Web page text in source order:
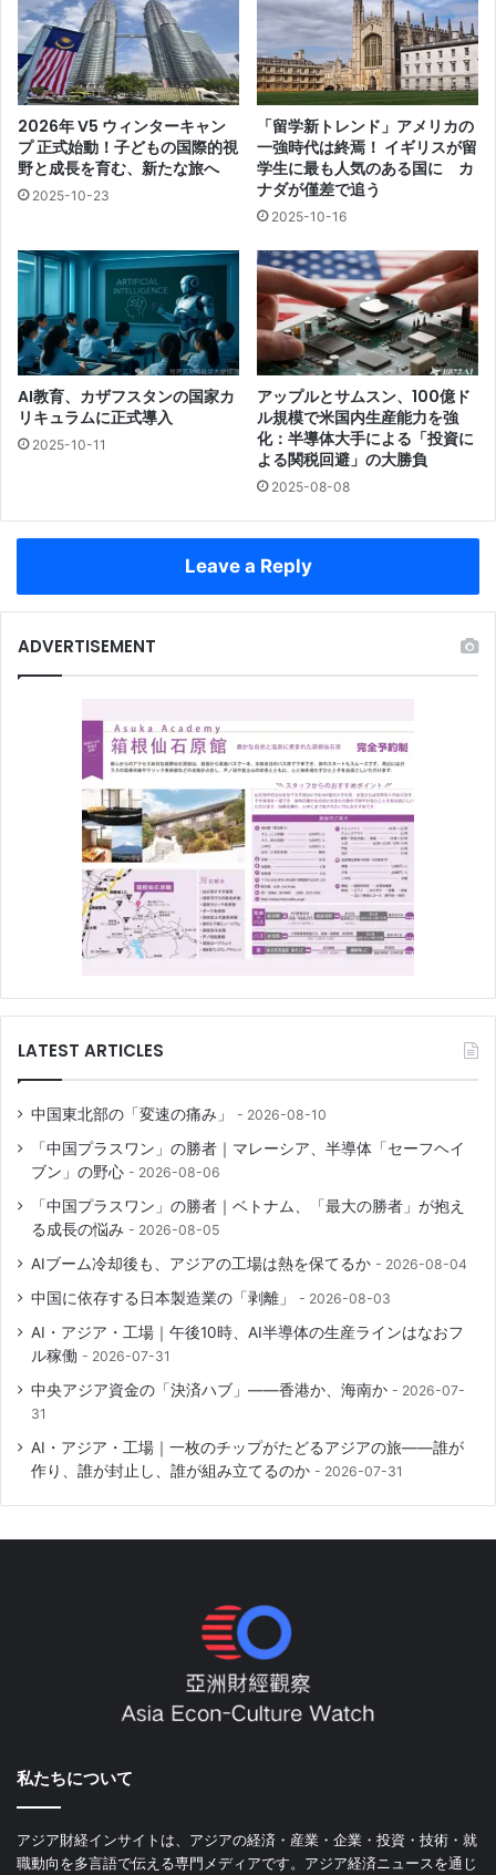
2026年 V5 ウィンターキャン
プ 正式始動！子どもの国際的視
野と成長を育む、新たな旅へ
2025-10-23
「留学新トレンド」アメリカの
一強時代は終焉！ イギリスが留
学生に最も人気のある国に カ
ナダが僅差で追う
2025-10-16
AI教育、カザフスタンの国家カ
リキュラムに正式導入
2025-10-11
アップルとサムスン、100億ド
ル規模で米国内生産能力を強
化：半導体大手による「投資に
よる関税回避」の大勝負
2025-08-08
Leave a Reply
ADVERTISEMENT
LATEST ARTICLES
中国東北部の「変速の痛み」 2026-08-10
「中国プラスワン」の勝者｜マレーシア、半導体「セーフヘイ
ブン」の野心
2026-08-06
「中国プラスワン」の勝者｜ベトナム、「最大の勝者」が抱え
る成長の悩み
2026-08-05
AIブーム冷却後も、アジアの工場は熱を保てるか 2026-08-04
中国に依存する日本製造業の「剥離」 2026-08-03
AI・アジア・工場｜午後10時、AI半導体の生産ラインはなおフ
ル稼働
2026-07-31
中央アジア資金の「決済ハブ」――香港か、海南か
2026-07-
31
AI・アジア・工場｜一枚のチップがたどるアジアの旅――誰が
作り、誰が封止し、誰が組み立てるのか
2026-07-31
私たちについて
アジア財経インサイトは、アジアの経済・産業・企業・投資・技術・就
職動向を多言語で伝える専門メディアです。アジア経済ニュースを通じ